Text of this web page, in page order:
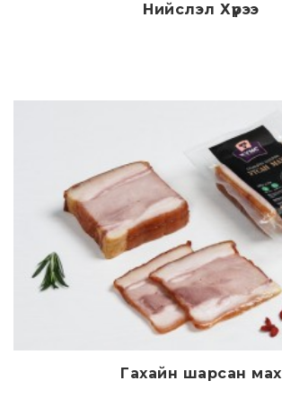
ДэлгэрэнгүйНийслэл Хүрээ
ДэлгэрэнгүйГахайн шарсан мах